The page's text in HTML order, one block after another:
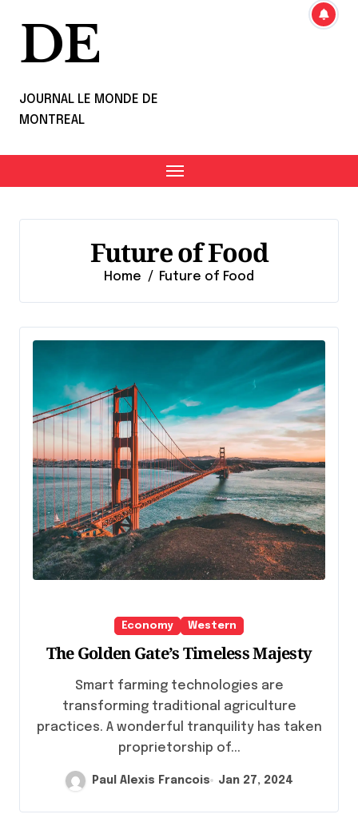
DE
JOURNAL LE MONDE DE
MONTREAL
Future of Food
Home Future of Food
Economy Western
The Golden Gate’s Timeless Majesty
Smart farming technologies are
transforming traditional agriculture
practices. A wonderful tranquility has taken
proprietorship of...
Paul Alexis Francois Jan 27, 2024